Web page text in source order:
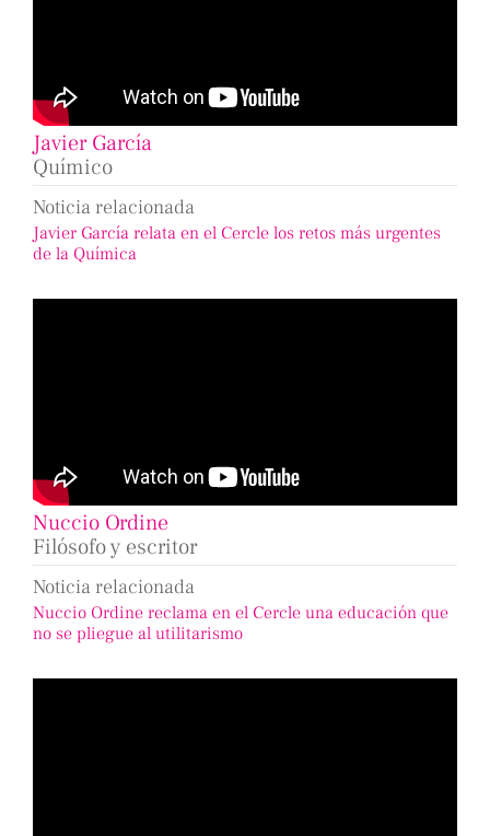
Javier García
Químico
Noticia relacionada
Javier García relata en el Cercle los retos más urgentes
de la Química
Nuccio Ordine
Filósofo y escritor
Noticia relacionada
Nuccio Ordine reclama en el Cercle una educación que
no se pliegue al utilitarismo